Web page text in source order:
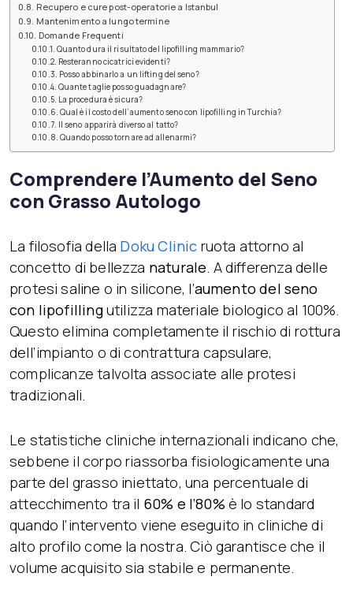
Recupero e cure post-operatorie a Istanbul
Mantenimento a lungo termine
Domande Frequenti
Quanto dura il risultato del lipofilling mammario?
Resteranno cicatrici evidenti?
Posso abbinarlo a un lifting del seno?
Quante taglie posso guadagnare?
La procedura è sicura?
Qual è il costo dell’aumento seno con lipofilling in Turchia?
Il seno apparirà diverso al tatto?
Quando posso tornare ad allenarmi?
Comprendere l’Aumento del Seno
con Grasso Autologo
La filosofia della Doku Clinic ruota attorno al
concetto di bellezza naturale. A differenza delle
protesi saline o in silicone, l’aumento del seno
con lipofillingutilizza materiale biologico al 100%.
Questo elimina completamente il rischio di rottura
dell’impianto o di contrattura capsulare,
complicanze talvolta associate alle protesi
tradizionali.
Le statistiche cliniche internazionali indicano che,
sebbene il corpo riassorba fisiologicamente una
parte del grasso iniettato, una percentuale di
attecchimento tra il 60% e l’80% è lo standard
quando l’intervento viene eseguito in cliniche di
alto profilo come la nostra. Ciò garantisce che il
volume acquisito sia stabile e permanente.